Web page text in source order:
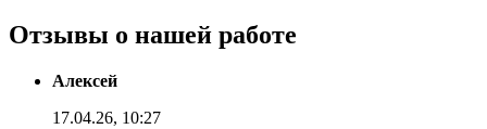
Отзывы о нашей работе
Алексей
17.04.26, 10:27